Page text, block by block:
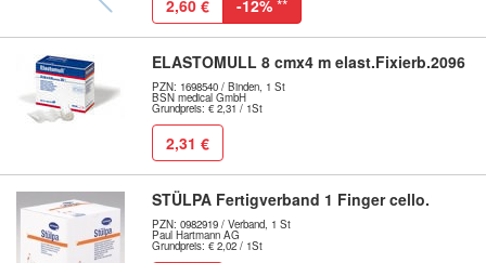
2,60 € -12% **
ELASTOMULL 8 cmx4 m elast.Fixierb.2096
PZN: 1698540 / Binden, 1 St
BSN medical GmbH
Grundpreis: € 2,31 / 1St
2,31 €
STÜLPA Fertigverband 1 Finger cello.
PZN: 0982919 / Verband, 1 St
Paul Hartmann AG
Grundpreis: € 2,02 / 1St